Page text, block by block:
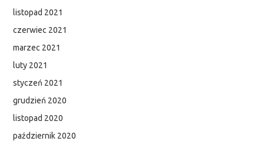
listopad 2021
czerwiec 2021
marzec 2021
luty 2021
styczeń 2021
grudzień 2020
listopad 2020
październik 2020